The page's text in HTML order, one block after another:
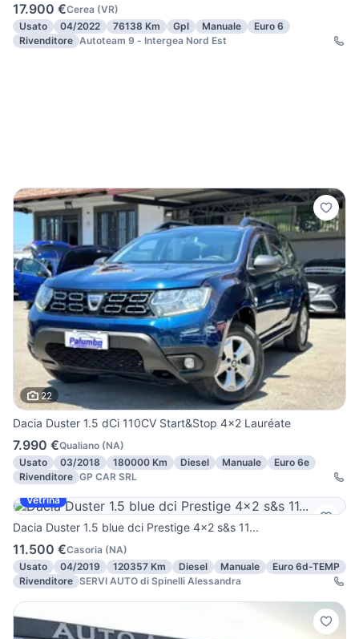
17.900 €Cerea (VR)
Usato
04/2022 76138 Km Gpl Manuale
Euro 6
Rivenditore Autoteam 9 - Intergea Nord Est
22
Dacia Duster 1.5 dCi 110CV Start&Stop 4x2 Lauréate
7.990 €Qualiano (NA)
Usato
03/2018 180000 Km Diesel Manuale
Euro 6e
Rivenditore GP CAR SRL
Vetrina
Dacia Duster 1.5 blue dci Prestige 4x2 s&s 11...
11.500 €Casoria (NA)
Usato
04/2019 120357 Km Diesel Manuale
Euro 6d-TEMP
Rivenditore SERVI AUTO di Spinelli Alessandra